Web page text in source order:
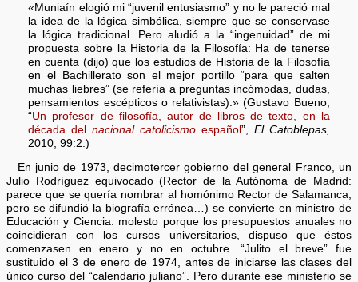
«Muniaín elogió mi “juvenil entusiasmo” y no le pareció mal
la idea de la lógica simbólica, siempre que se conservase
la lógica tradicional. Pero aludió a la “ingenuidad” de mi
propuesta sobre la Historia de la Filosofía: Ha de tenerse
en cuenta (dijo) que los estudios de Historia de la Filosofía
en el Bachillerato son el mejor portillo “para que salten
muchas liebres” (se refería a preguntas incómodas, dudas,
pensamientos escépticos o relativistas).» (Gustavo Bueno,
“Un profesor de filosofía, autor de libros de texto, en la
década delnacional catolicismo español ”, El Catoblepas,
2010, 99:2.)
En junio de 1973, decimotercer gobierno del general Franco, un
Julio Rodríguez equivocado (Rector de la Autónoma de Madrid:
parece que se quería nombrar al homónimo Rector de Salamanca,
pero se difundió la biografía errónea…) se convierte en ministro de
Educación y Ciencia: molesto porque los presupuestos anuales no
coincidieran con los cursos universitarios, dispuso que éstos
comenzasen en enero y no en octubre. “Julito el breve” fue
sustituido el 3 de enero de 1974, antes de iniciarse las clases del
único curso del “calendario juliano”. Pero durante ese ministerio se